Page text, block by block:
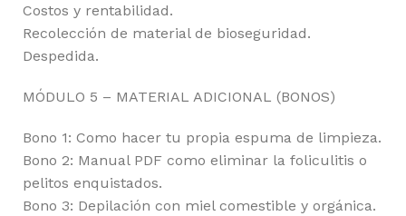
Costos y rentabilidad.
Recolección de material de bioseguridad.
Despedida.
MÓDULO 5 – MATERIAL ADICIONAL (BONOS)
Bono 1: Como hacer tu propia espuma de limpieza.
Bono 2: Manual PDF como eliminar la foliculitis o
pelitos enquistados.
Bono 3: Depilación con miel comestible y orgánica.